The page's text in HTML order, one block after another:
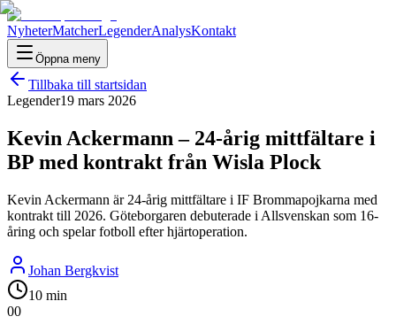
NyheterMatcherLegenderAnalysKontakt
Öppna meny
Tillbaka till startsidan
Legender19 mars 2026
Kevin Ackermann – 24-årig mittfältare i
BP med kontrakt från Wisla Plock
Kevin Ackermann är 24-årig mittfältare i IF Brommapojkarna med
kontrakt till 2026. Göteborgaren debuterade i Allsvenskan som 16-
åring och spelar fotboll efter hjärtoperation.
Johan Bergkvist
10 min
00